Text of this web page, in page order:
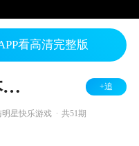
看高清完整版
快乐大本营 2011 +追
星快乐游戏 共51期